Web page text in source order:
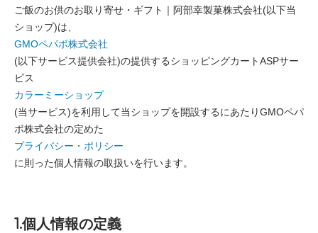
ご飯のお供のお取り寄せ・ギフト｜阿部幸製菓株式会社(以下当
ショップ)は、
GMOペパボ株式会社
(以下サービス提供会社)の提供するショッピングカートASPサー
ビス
カラーミーショップ
(当サービス)を利用して当ショップを開設するにあたりGMOペパ
ボ株式会社の定めた
プライバシー・ポリシー
に則った個人情報の取扱いを行います。
1.個人情報の定義